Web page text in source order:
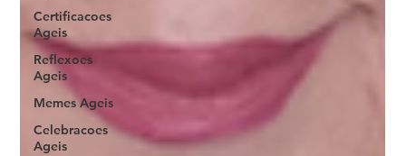
Certificacoes
Ageis
Reflexoes
Ageis
Memes Ageis
Celebracoes
Ageis